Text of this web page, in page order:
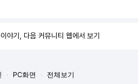
야기, 다음 커뮤니티 웹에서 보기
PC화면 전체보기